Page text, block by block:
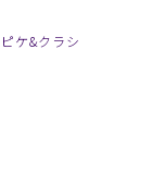
ケ&クラシ